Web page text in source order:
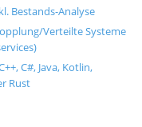
Bestands-Analyse
Verteilte Systeme
C#, Java, Kotlin,
Rust